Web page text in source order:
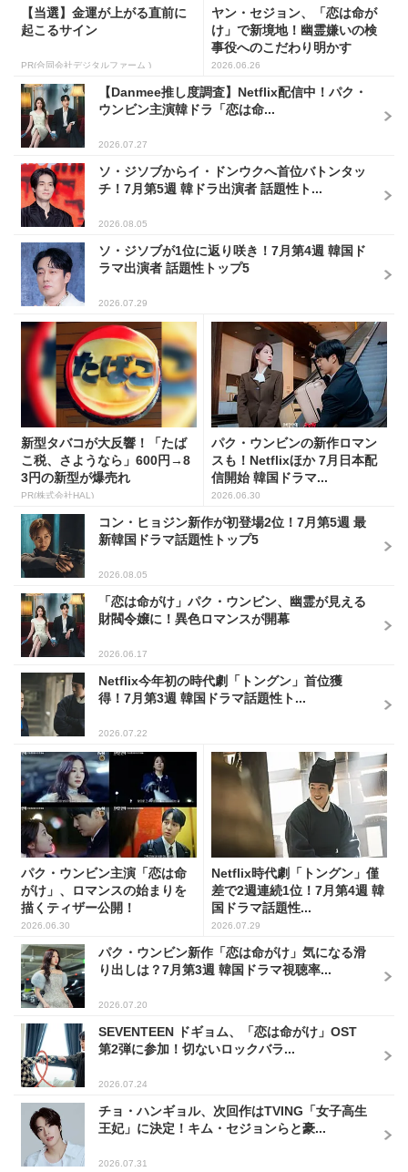
【当選】金運が上がる直前に
起こるサイン
PR(合同会社デジタルファーム )
ヤン・セジョン、「恋は命が
け」で新境地！幽霊嫌いの検
事役へのこだわり明かす
2026.06.26
【Danmee推し度調査】Netflix配信中！パク・
ウンビン主演韓ドラ「恋は命...
2026.07.27
ソ・ジソブからイ・ドンウクへ首位バトンタッ
チ！7月第5週 韓ドラ出演者 話題性ト...
2026.08.05
ソ・ジソブが1位に返り咲き！7月第4週 韓国ド
ラマ出演者 話題性トップ5
2026.07.29
新型タバコが大反響！「たば
こ税、さようなら」600円→8
3円の新型が爆売れ
PR(株式会社HAL)
パク・ウンビンの新作ロマン
スも！Netflixほか 7月日本配
信開始 韓国ドラマ...
2026.06.30
コン・ヒョジン新作が初登場2位！7月第5週 最
新韓国ドラマ話題性トップ5
2026.08.05
「恋は命がけ」パク・ウンビン、幽霊が見える
財閥令嬢に！異色ロマンスが開幕
2026.06.17
Netflix今年初の時代劇「トングン」首位獲
得！7月第3週 韓国ドラマ話題性ト...
2026.07.22
パク・ウンビン主演「恋は命
がけ」、ロマンスの始まりを
描くティザー公開！
2026.06.30
Netflix時代劇「トングン」僅
差で2週連続1位！7月第4週 韓
国ドラマ話題性...
2026.07.29
パク・ウンビン新作「恋は命がけ」気になる滑
り出しは？7月第3週 韓国ドラマ視聴率...
2026.07.20
SEVENTEEN ドギョム、「恋は命がけ」OST
第2弾に参加！切ないロックバラ...
2026.07.24
チョ・ハンギョル、次回作はTVING「女子高生
王妃」に決定！キム・セジョンらと豪...
2026.07.31